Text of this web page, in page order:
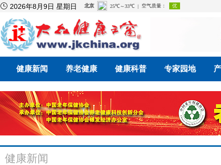
 2026年8月9日 星期日
健康新闻 养老健康 健康科普 专家园地
健康新闻